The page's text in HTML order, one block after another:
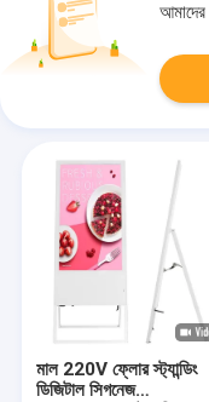
মাল 220V ফ্লোর স্ট্যান্ডিং
ডিজিটাল সিগনেজ